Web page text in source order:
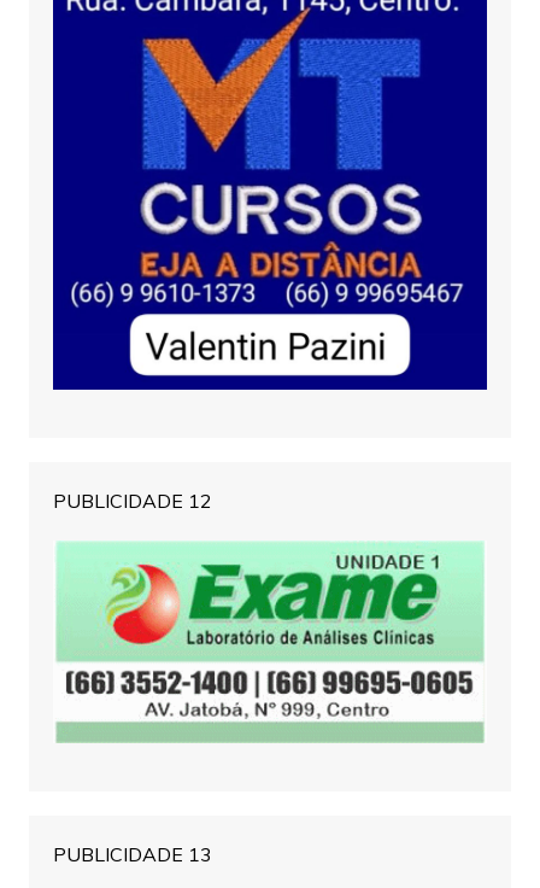
PUBLICIDADE 12
PUBLICIDADE 13